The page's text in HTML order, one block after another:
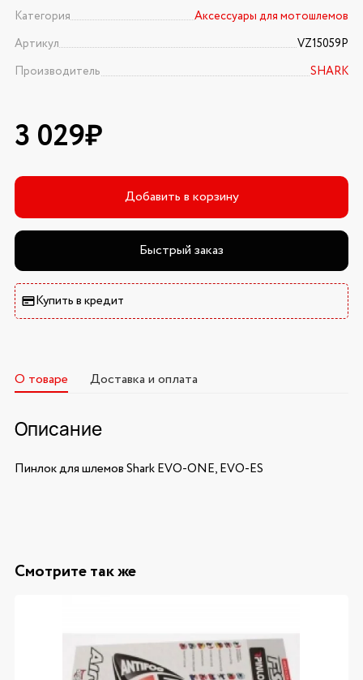
Категория
Аксессуары для мотошлемов
Артикул
VZ15059P
Производитель
SHARK
3 029₽
Добавить в корзину
Быстрый заказ
Купить в кредит
О товаре Доставка и оплата
Описание
Пинлок для шлемов Shark EVO-ONE, EVO-ES
Смотрите так же